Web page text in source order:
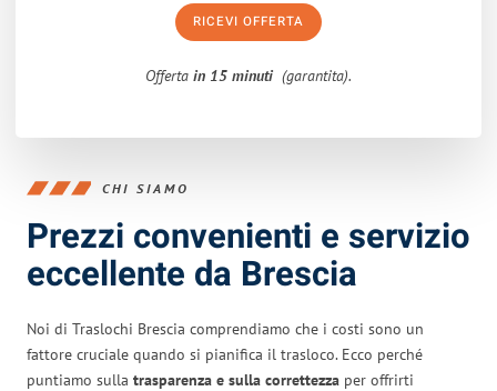
RICEVI OFFERTA
Offerta in 15 minuti (garantita).
CHI SIAMO
Prezzi convenienti e servizio
eccellente da Brescia
Noi di Traslochi Brescia comprendiamo che i costi sono un
fattore cruciale quando si pianifica il trasloco. Ecco perché
puntiamo sulla trasparenza e sulla correttezza per offrirti